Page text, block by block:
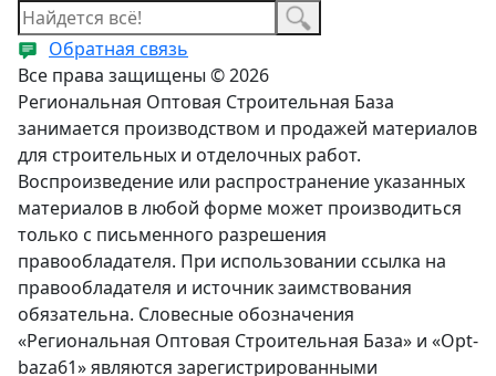
Обратная связь
Все права защищены © 2026
Региональная Оптовая Строительная База
занимается производством и продажей материалов
для строительных и отделочных работ.
Воспроизведение или распространение указанных
материалов в любой форме может производиться
только с письменного разрешения
правообладателя. При использовании ссылка на
правообладателя и источник заимствования
обязательна. Словесные обозначения
«Региональная Оптовая Строительная База» и «Opt-
baza61» являются зарегистрированными